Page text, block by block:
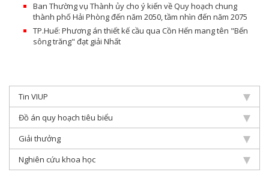
Ban Thường vụ Thành ủy cho ý kiến về Quy hoạch chung
thành phố Hải Phòng đến năm 2050, tầm nhìn đến năm 2075
TP.Huế: Phương án thiết kế cầu qua Cồn Hến mang tên "Bến
sông trăng" đạt giải Nhất
Tin VIUP
Đồ án quy hoạch tiêu biểu
Giải thưởng
Nghiên cứu khoa học